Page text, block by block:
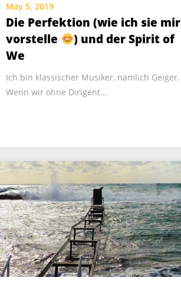
May 5, 2019
Die Perfektion (wie ich sie mir
vorstelle
) und der Spirit of
We
Ich bin klassischer Musiker, nämlich Geiger.
Wenn wir ohne Dirigent…